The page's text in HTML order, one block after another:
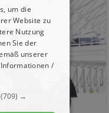
um die
Website zu
Nutzung
Sie der
unserer
/
(709) →